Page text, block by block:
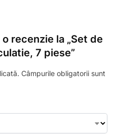
recenzie la „Set de
7 piese”
Câmpurile obligatorii sunt